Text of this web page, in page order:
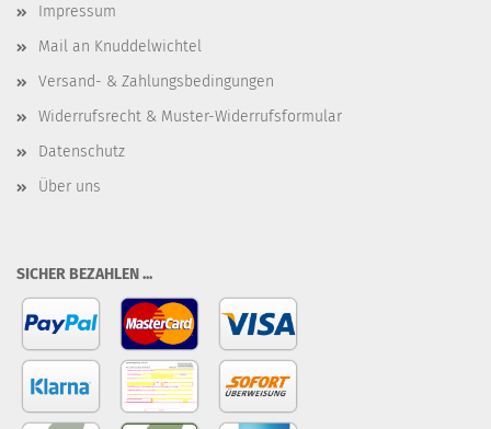
Impressum
Mail an Knuddelwichtel
Versand- & Zahlungsbedingungen
Widerrufsrecht & Muster-Widerrufsformular
Datenschutz
Über uns
SICHER BEZAHLEN ...